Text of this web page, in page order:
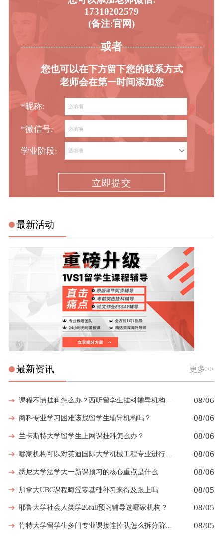
17310202579
(备注:官网)
或者
您也可以在下方留下您的联系方式
老师会在第一时间添加您
*昵称:
*微信号:
学业阶段:
立即提交
最新活动
最新资讯 更多>>
课程不慎挂科怎么办？西听留学生挂科辅导机构教你如何高效挽救GPA 08/06
商科专业学习困难该找留学生辅导机构吗？ 08/06
兰卡斯特大学留学生上网课挂科怎么办？ 08/06
哪家机构可以对英迪国际大学机械工程专业进行留学生挂科辅导？ 08/06
悉尼大学法学大一新课预习的核心重点是什么 08/06
加拿大UBC课程晦涩零基础补习来得及跟上吗 08/05
耶鲁大学社会人类学26fall预习辅导选哪家机构？ 08/05
肯特大学留学生多门专业课接连掉队怎么拆分阶段性补习计划 08/05